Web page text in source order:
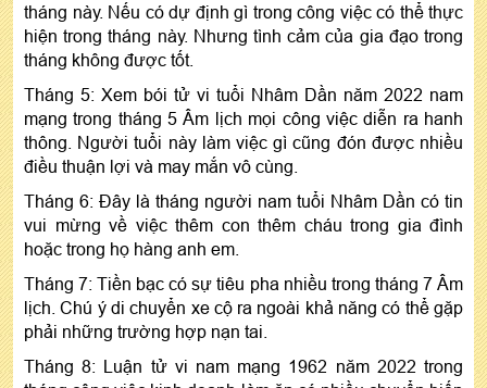
tháng này. Nếu có dự định gì trong công việc có thể thực
hiện trong tháng này. Nhưng tình cảm của gia đạo trong
tháng không được tốt.
Tháng 5: Xem bói tử vi tuổi Nhâm Dần năm 2022 nam
mạng trong tháng 5 Âm lịch mọi công việc diễn ra hanh
thông. Người tuổi này làm việc gì cũng đón được nhiều
điều thuận lợi và may mắn vô cùng.
Tháng 6: Đây là tháng người nam tuổi Nhâm Dần có tin
vui mừng về việc thêm con thêm cháu trong gia đình
hoặc trong họ hàng anh em.
Tháng 7: Tiền bạc có sự tiêu pha nhiều trong tháng 7 Âm
lịch. Chú ý di chuyển xe cộ ra ngoài khả năng có thể gặp
phải những trường hợp nạn tai.
Tháng 8: Luận tử vi nam mạng 1962 năm 2022 trong